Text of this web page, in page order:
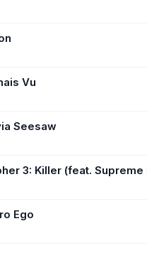
Vu
Seesaw
3: Killer (feat. Supreme
Ego